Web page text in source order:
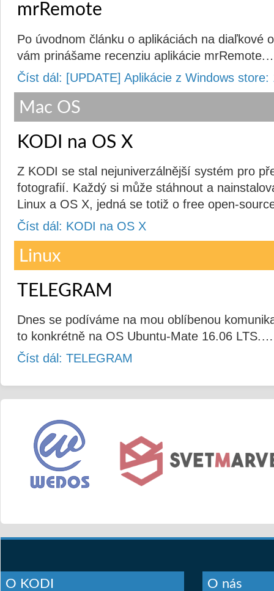
mrRemote
Po úvodnom článku o aplikáciách na diaľkové
vám prinášame recenziu aplikácie
Číst dál: [UPDATE] Aplikácie z Windows
Mac OS
KODI na OS X
Z KODI se stal nejuniverzálnější systém pro
fotografií. Každý si může stáhnout a
Linux a OS X, jedná se totiž o free open-
Číst dál: KODI na OS X
Linux
TELEGRAM
Dnes se podíváme na mou oblíbenou
to konkrétně na OS Ubuntu-Mate 16.06 LTS.…
Číst dál: TELEGRAM
O KODI O nás